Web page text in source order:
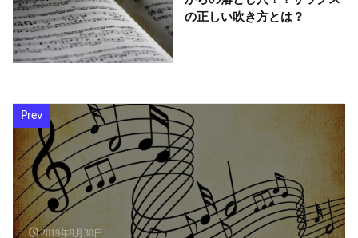
の正しい吹き方とは？
Prev
2019年9月30日